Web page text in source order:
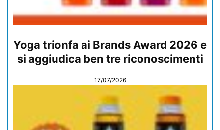
Yoga trionfa ai Brands Award 2026 e
si aggiudica ben tre riconoscimenti
17/07/2026